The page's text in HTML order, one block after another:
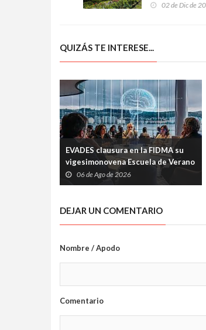
02 de Dic de
QUIZÁS TE INTERESE...
EVADES clausura en la FIDMA su
vigesimonovena Escuela de Verano
con una mesa redonda abierta
sobre pensamiento crítico y
06 de Ago de 2026
DEJAR UN COMENTARIO
Nombre / Apodo
Comentario